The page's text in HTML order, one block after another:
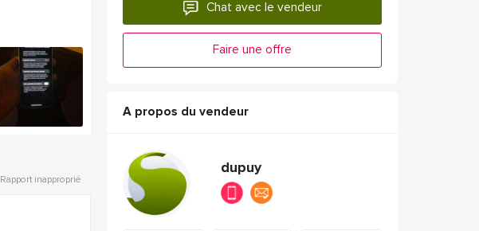
Rapport inapproprié
Chat avec le vendeur
Faire une offre
A propos du vendeur
dupuy